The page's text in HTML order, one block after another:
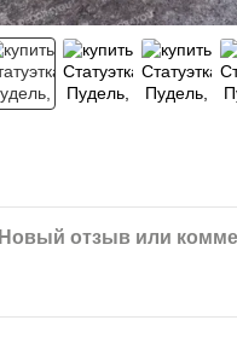
Новый отзыв или